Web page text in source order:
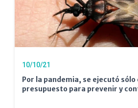
10/10/21
Por la pandemia, se ejecutó sólo
presupuesto para prevenir y